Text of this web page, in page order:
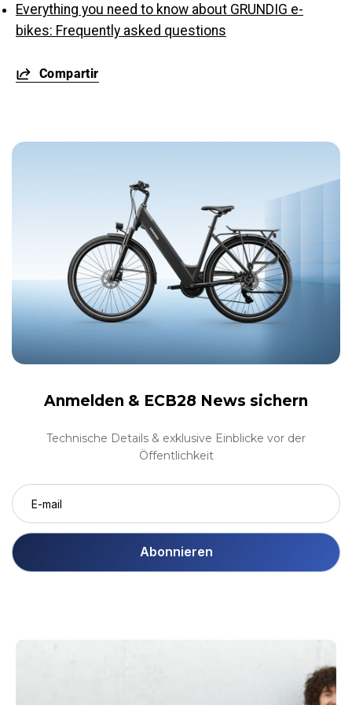
Everything you need to know about GRUNDIG e-
bikes: Frequently asked questions
Compartir
Anmelden & ECB28 News sichern
Technische Details & exklusive Einblicke vor der
Öffentlichkeit
Abonnieren